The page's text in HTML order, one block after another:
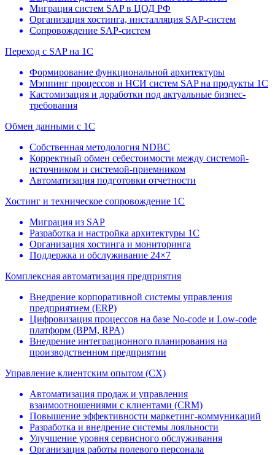
Миграция систем SAP в ЦОД РФ
Организация хостинга, инсталляция SAP-систем
Сопровождение SAP-систем
Переход с SAP на 1С
Формирование функциональной архитектуры
Мэппинг процессов и НСИ систем SAP на продукты 1С
Кастомизация и доработки под актуальные бизнес-
требования
Обмен данными с 1С
Собственная методология NDBC
Корректный обмен себестоимости между системой-
источником и системой-приемником
Автоматизация подготовки отчетности
Хостинг и техническое сопровождение 1С
Миграция из SAP
Разработка и настройка архитектуры 1С
Организация хостинга и мониторинга
Поддержка и обслуживание 24×7
Комплексная автоматизация предприятия
Внедрение корпоративной системы управления
предприятием (ERP)
Цифровизация процессов на базе No-code и Low-code
платформ (BPM, RPA)
Внедрение интеграционного планирования на
производственном предприятии
Управление клиентским опытом (CX)
Автоматизация продаж и управления
взаимоотношениями c клиентами (CRM)
Повышение эффективности маркетинг-коммуникаций
Разработка и внедрение системы лояльности
Улучшение уровня сервисного обслуживания
Организация работы полевого персонала